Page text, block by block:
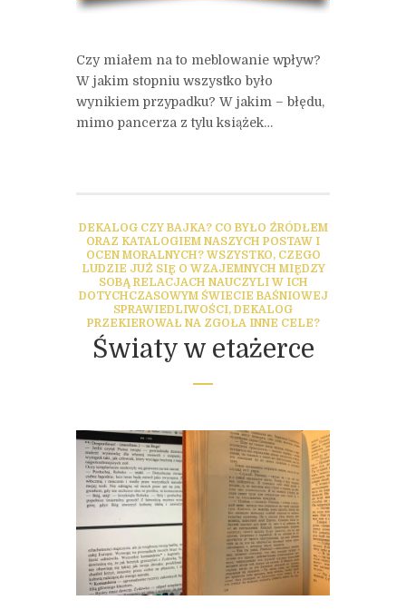
Czy miałem na to meblowanie wpływ?
W jakim stopniu wszystko było
wynikiem przypadku? W jakim – błędu,
mimo pancerza z tylu książek…
DEKALOG CZY BAJKA? CO BYŁO ŹRÓDŁEM
ORAZ KATALOGIEM NASZYCH POSTAW I
OCEN MORALNYCH? WSZYSTKO, CZEGO
LUDZIE JUŻ SIĘ O WZAJEMNYCH MIĘDZY
SOBĄ RELACJACH NAUCZYLI W ICH
DOTYCHCZASOWYM ŚWIECIE BAŚNIOWEJ
SPRAWIEDLIWOŚCI, DEKALOG
PRZEKIEROWAŁ NA ZGOŁA INNE CELE?
Światy w etażerce